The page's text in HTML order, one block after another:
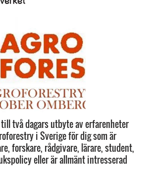
två dagars utbyte av erfarenheter
i Sverige för dig som är
forskare, rådgivare, lärare, student,
eller är allmänt intresserad